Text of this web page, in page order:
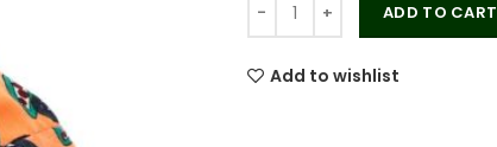
ADD TO CART
Add to wishlist